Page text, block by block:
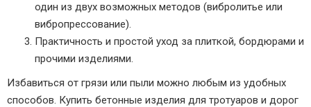
один из двух возможных методов (вибролитье или
вибропрессование).
Практичность и простой уход за плиткой, бордюрами и
прочими изделиями.
Избавиться от грязи или пыли можно любым из удобных
способов. Купить бетонные изделия для тротуаров и дорог